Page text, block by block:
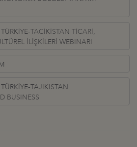
TACİKİSTAN TİCARİ,
İLİŞKİLERİ WEBINARI
TAJIKISTAN
BUSINESS